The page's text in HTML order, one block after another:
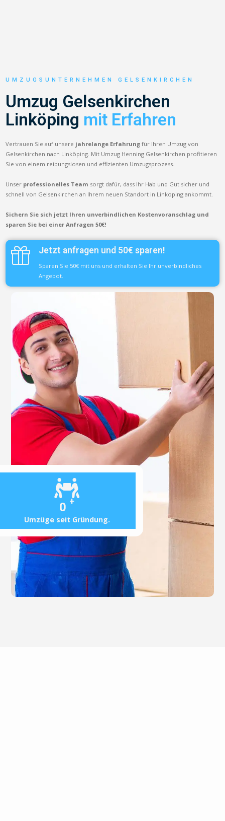
0 +
Umzüge seit Gründung.
UMZUGSUNTERNEHMEN GELSENKIRCHEN
Umzug Gelsenkirchen
Linköping mit Erfahren
Vertrauen Sie auf unsere jahrelange Erfahrung für Ihren Umzug von
Gelsenkirchen nach Linköping. Mit Umzug Henning Gelsenkirchen profitieren
Sie von einem reibungslosen und effizienten Umzugsprozess.
Unser professionelles Team sorgt dafür, dass Ihr Hab und Gut sicher und
schnell von Gelsenkirchen an Ihrem neuen Standort in Linköping ankommt.
Sichern Sie sich jetzt Ihren unverbindlichen Kostenvoranschlag und
sparen Sie bei einer Anfragen 50€!
Jetzt anfragen und 50€ sparen!
Sparen Sie 50€ mit uns und erhalten Sie Ihr unverbindliches
Angebot.